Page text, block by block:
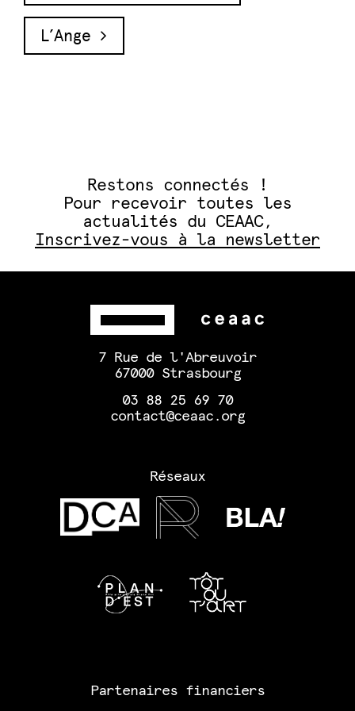
L’Ange
Restons connectés !
Pour recevoir toutes les
actualités du CEAAC,
Inscrivez-vous à la newsletter
7 Rue de l'Abreuvoir
67000 Strasbourg
03 88 25 69 70
contact@ceaac.org
Réseaux
Partenaires financiers